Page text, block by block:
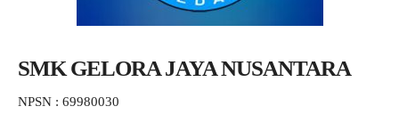
SMK GELORA JAYA NUSANTARA
NPSN : 69980030